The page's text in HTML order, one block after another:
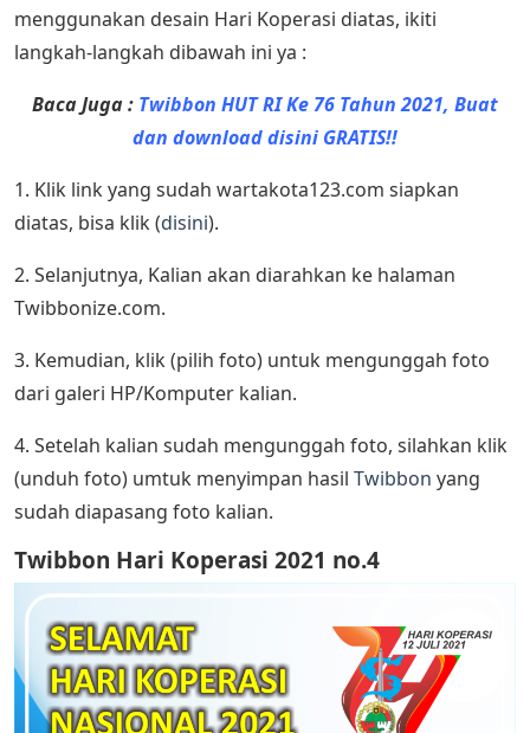
menggunakan desain Hari Koperasi diatas, ikiti
langkah-langkah dibawah ini ya :
Baca Juga : Twibbon HUT RI Ke 76 Tahun 2021, Buat
dan download disini GRATIS!!
1. Klik link yang sudah wartakota123.com siapkan
diatas, bisa klik (disini).
2. Selanjutnya, Kalian akan diarahkan ke halaman
Twibbonize.com.
3. Kemudian, klik (pilih foto) untuk mengunggah foto
dari galeri HP/Komputer kalian.
4. Setelah kalian sudah mengunggah foto, silahkan klik
(unduh foto) umtuk menyimpan hasil Twibbon yang
sudah diapasang foto kalian.
Twibbon Hari Koperasi 2021 no.4